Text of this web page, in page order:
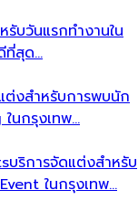
รับวันแรกทำงานใน
ที่สุด…
ต่งสำหรับการพบนัก
นกรุงเทพ…
บริการจัดแต่งสำหรับ
ในกรุงเทพ…